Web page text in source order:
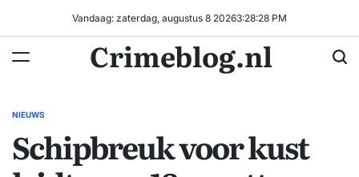
inhoud
Vandaag: zaterdag, augustus 8 20263:28:29 PM
Crimeblog.nl
GEPLAATST
NIEUWS
Schipbreuk voor kust